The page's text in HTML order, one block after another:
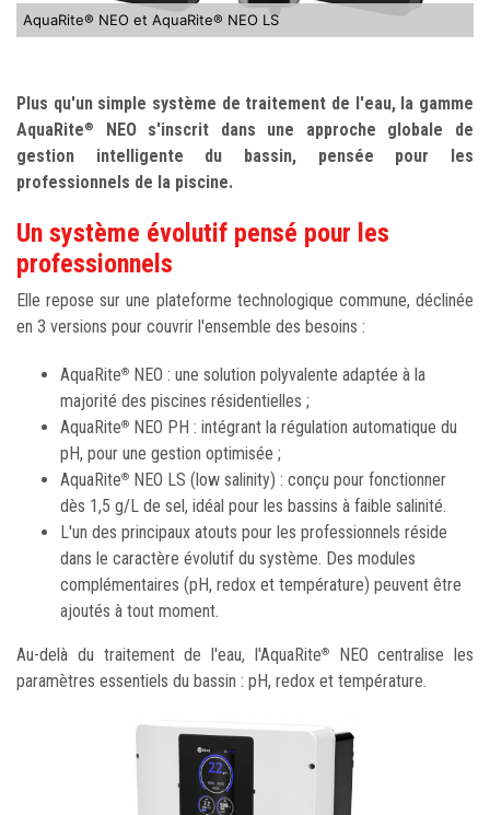
AquaRite® NEO et AquaRite® NEO LS
Plus qu'un simple système de traitement de l'eau, la gamme
AquaRite®
NEO s'inscrit dans une approche globale de
gestion intelligente du bassin, pensée pour les
professionnels de la piscine.
Un système évolutif pensé pour les
professionnels
Elle repose sur une plateforme technologique commune, déclinée
en 3 versions pour couvrir l'ensemble des besoins :
AquaRite® NEO : une solution polyvalente adaptée à la
majorité des piscines résidentielles ;
AquaRite® NEO PH : intégrant la régulation automatique du
pH, pour une gestion optimisée ;
AquaRite® NEO LS (low salinity) : conçu pour fonctionner
dès 1,5 g/L de sel, idéal pour les bassins à faible salinité.
L'un des principaux atouts pour les professionnels réside
dans le caractère évolutif du système. Des modules
complémentaires (pH, redox et température) peuvent être
ajoutés à tout moment.
Au-delà du traitement de l'eau, l'AquaRite®NEO centralise les
paramètres essentiels du bassin : pH, redox et température.